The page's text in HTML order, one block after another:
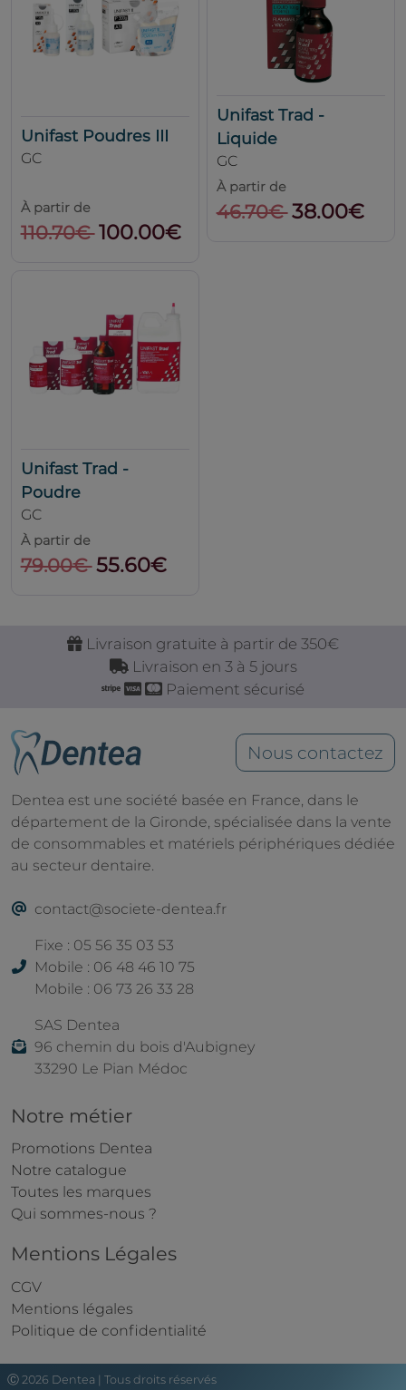
Unifast Poudres III
GC
À partir de
110.70€100.00€
Unifast Trad -
Liquide
GC
À partir de
46.70€38.00€
Unifast Trad -
Poudre
GC
À partir de
79.00€55.60€
Livraison gratuite à partir de 350€
Livraison en 3 à 5 jours
Paiement sécurisé
Nous contactez
Dentea est une société basée en France, dans le
département de la Gironde, spécialisée dans la vente
de consommables et matériels périphériques dédiée
au secteur dentaire.
contact@societe-dentea.fr
Fixe : 05 56 35 03 53
Mobile : 06 48 46 10 75
Mobile : 06 73 26 33 28
SAS Dentea
96 chemin du bois d'Aubigney
33290 Le Pian Médoc
Notre métier
Promotions Dentea
Notre catalogue
Toutes les marques
Qui sommes-nous ?
Mentions Légales
CGV
Mentions légales
Politique de confidentialité
Ⓒ 2026 Dentea | Tous droits réservés